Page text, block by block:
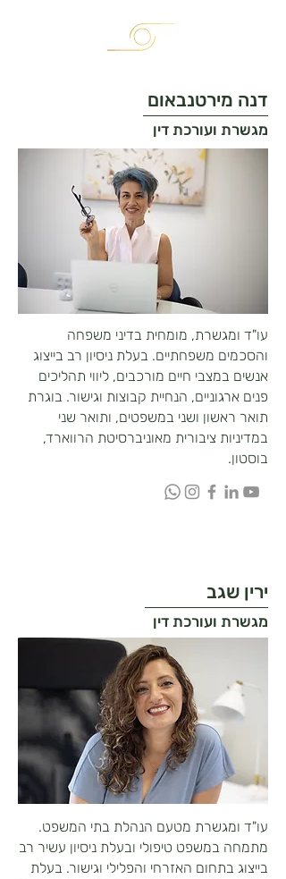
דנה מירטנבאום
מגשרת ועורכת דין
עו"ד ומגשרת, מומחית בדיני משפחה
והסכמים משפחתיים. בעלת ניסיון רב בייצוג
אנשים במצבי חיים מורכבים, ליווי תהליכים
פנים ארגוניים, הנחיית קבוצות וגישור. בוגרת
תואר ראשון ושני במשפטים, ותואר שני
במדיניות ציבורית מאוניברסיטת הרווארד,
בוסטון.
ירין שגב
מגשרת ועורכת דין
עו"ד ומגשרת מטעם הנהלת בתי המשפט.
מתמחה במשפט טיפולי ובעלת ניסיון עשיר רב
בייצוג בתחום האזרחי והפלילי וגישור. בעלת